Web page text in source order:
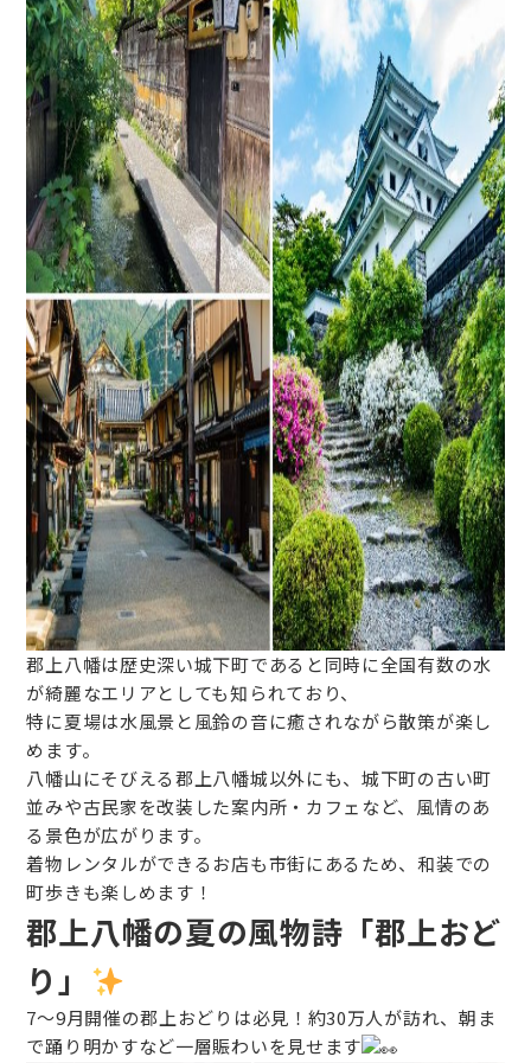
郡上八幡は歴史深い城下町であると同時に全国有数の水
が綺麗なエリアとしても知られており、
特に夏場は水風景と風鈴の音に癒されながら散策が楽し
めます。
八幡山にそびえる郡上八幡城以外にも、城下町の古い町
並みや古民家を改装した案内所・カフェなど、風情のあ
る景色が広がります。
着物レンタルができるお店も市街にあるため、和装での
町歩きも楽しめます！
郡上八幡の夏の風物詩「郡上おど
り」
7〜9月開催の郡上おどりは必見！約30万人が訪れ、朝ま
で踊り明かすなど一層賑わいを見せます